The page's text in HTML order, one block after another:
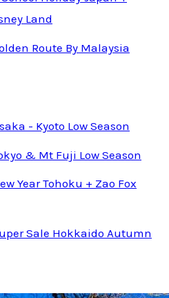
Land
Route By Malaysia
- Kyoto Low Season
& Mt Fuji Low Season
Year Tohoku + Zao Fox
Sale Hokkaido Autumn